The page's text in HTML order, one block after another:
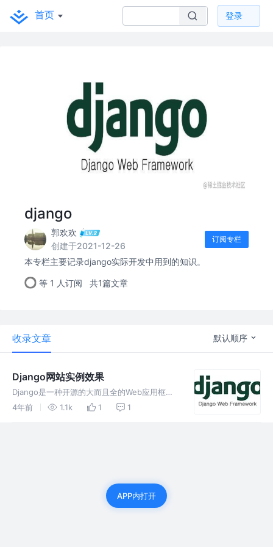
首页 登录
django
郭欢欢
创建于2021-12-26
订阅专栏
本专栏主要记录django实际开发中用到的知识。
等 1 人订阅 共1篇文章
收录文章 默认顺序
Django网站实例效果
Django是一种开源的大而且全的Web应用框
架，是由python语言来编写的，优点十分明
4年前 1.1k 1 1
APP内打开